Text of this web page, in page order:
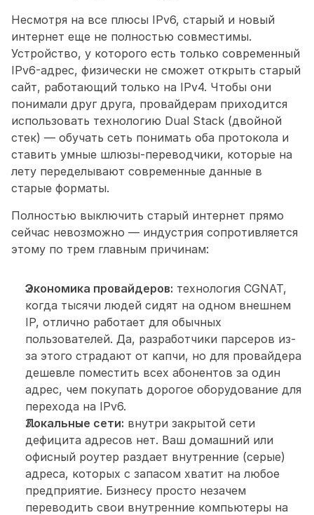
Несмотря на все плюсы IPv6, старый и новый
интернет еще не полностью совместимы.
Устройство, у которого есть только современный
IPv6-адрес, физически не сможет открыть старый
сайт, работающий только на IPv4. Чтобы они
понимали друг друга, провайдерам приходится
использовать технологию Dual Stack (двойной
стек) — обучать сеть понимать оба протокола и
ставить умные шлюзы-переводчики, которые на
лету переделывают современные данные в
старые форматы.
Полностью выключить старый интернет прямо
сейчас невозможно — индустрия сопротивляется
этому по трем главным причинам:
Экономика провайдеров: технология CGNAT,
когда тысячи людей сидят на одном внешнем
IP, отлично работает для обычных
пользователей. Да, разработчики парсеров из-
за этого страдают от капчи, но для провайдера
дешевле поместить всех абонентов за один
адрес, чем покупать дорогое оборудование для
перехода на IPv6.
Локальные сети: внутри закрытой сети
дефицита адресов нет. Ваш домашний или
офисный роутер раздает внутренние (серые)
адреса, которых с запасом хватит на любое
предприятие. Бизнесу просто незачем
переводить свои внутренние компьютеры на